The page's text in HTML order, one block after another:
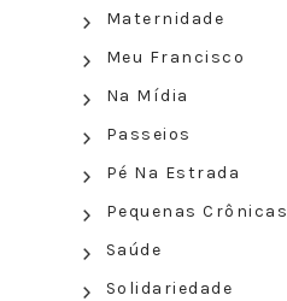
Maternidade
Meu Francisco
Na Mídia
Passeios
Pé Na Estrada
Pequenas Crônicas
Saúde
Solidariedade